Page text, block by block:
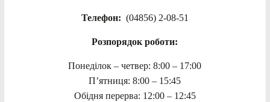
Телефон: (04856) 2-08-51
Розпорядок роботи:
Понеділок – четвер: 8:00 – 17:00
П’ятниця: 8:00 – 15:45
Обідня перерва: 12:00 – 12:45